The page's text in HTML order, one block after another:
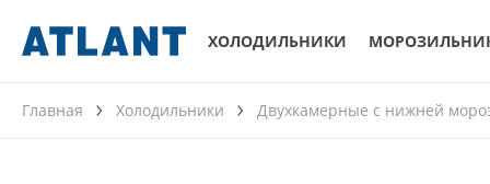
ХОЛОДИЛЬНИКИ
Главная Холодильники Двухкамерные с нижней